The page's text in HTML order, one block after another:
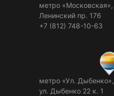
метро «Московская»,
Ленинский пр. 176
+7 (812) 748-10-63
метро «Ул. Дыбенко»,
ул. Дыбенко 22 к. 1